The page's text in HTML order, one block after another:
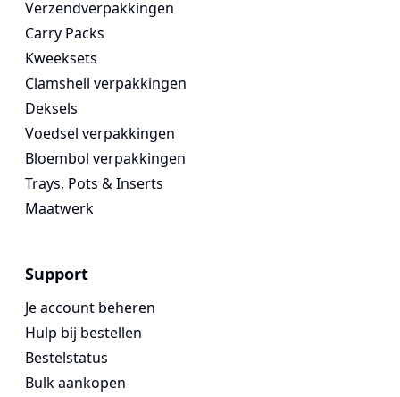
Verzendverpakkingen
Carry Packs
Kweeksets
Clamshell verpakkingen
Deksels
Voedsel verpakkingen
Bloembol verpakkingen
Trays, Pots & Inserts
Maatwerk
Support
Je account beheren
Hulp bij bestellen
Bestelstatus
Bulk aankopen